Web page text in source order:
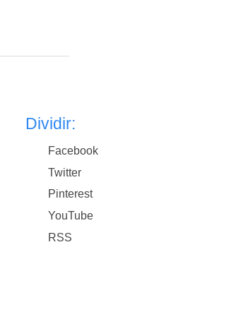
Dividir:
Facebook
Twitter
Pinterest
YouTube
RSS